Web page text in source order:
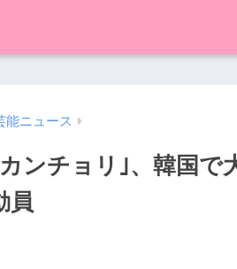
能ニュース
ンチョリ｣、韓国で
員